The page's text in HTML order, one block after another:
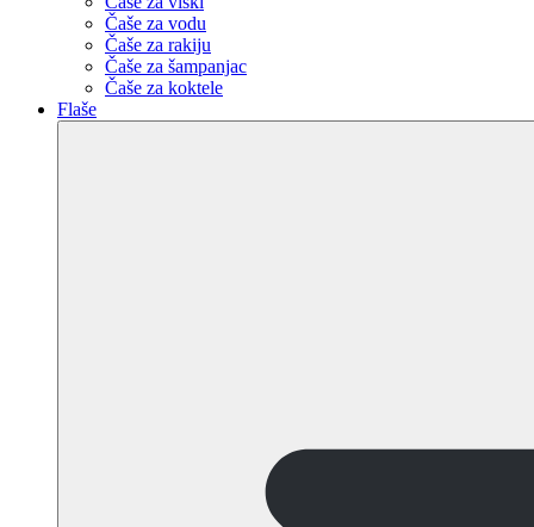
Čaše za vodu
Čaše za rakiju
Čaše za šampanjac
Čaše za koktele
Flaše